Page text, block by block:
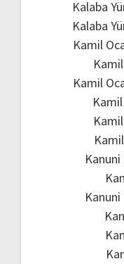
Kalaba
Kalaba
Kamil
Kamil